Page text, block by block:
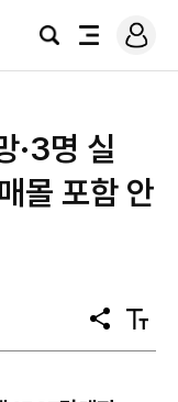
검
전
로
그
·3명 실
몰 포함 안
공
유
텍
스